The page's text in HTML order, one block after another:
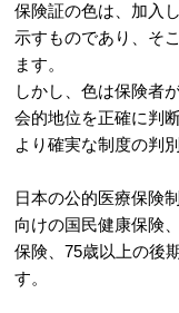
保険証の色は、加入
示すものであり、そ
ます。
しかし、色は保険者
会的地位を正確に判
より確実な制度の判
日本の公的医療保険
向けの国民健康保険
保険、75歳以上の後
す。